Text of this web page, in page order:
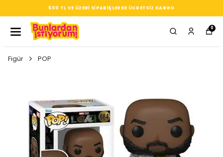
500 TL VE ÜZERI SIPARIŞLERDE ÜCRETSIZ KARGO
0
Figür POP